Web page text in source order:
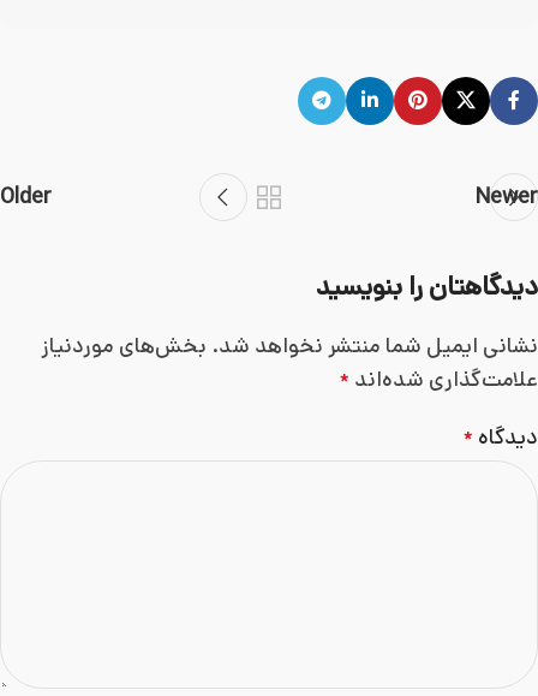
Newer
Older
دیدگاهتان را بنویسید
نشانی ایمیل شما منتشر نخواهد شد. بخش‌های موردنیاز
علامت‌گذاری شده‌اند *
دیدگاه *